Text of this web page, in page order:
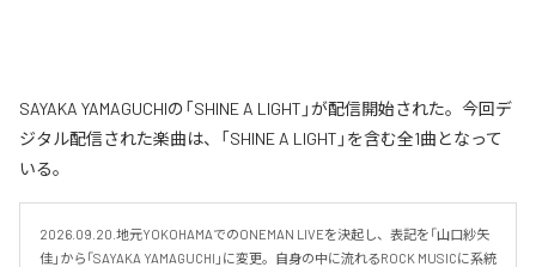
SAYAKA YAMAGUCHIの「SHINE A LIGHT」が配信開始された。今回デ
ジタル配信された楽曲は、「SHINE A LIGHT」を含む全1曲となって
いる。
2026.09.20.地元YOKOHAMAでのONEMAN LIVEを決起し、表記を「山口紗矢
佳」から「SAYAKA YAMAGUCHI」に変更。自身の中に流れるROCK MUSICに系統